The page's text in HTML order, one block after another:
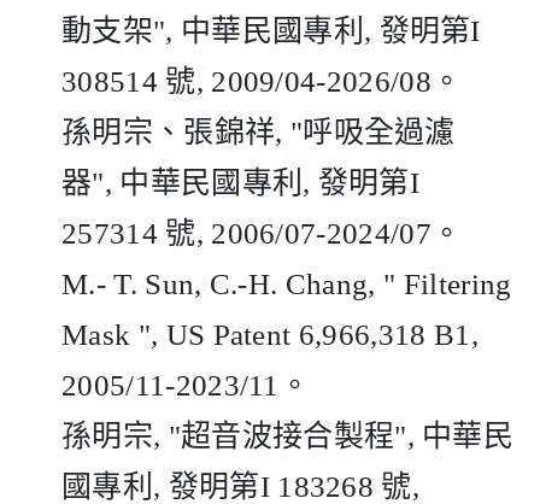
動支架", 中華民國專利 , 發明第I
308514 號, 2009/04-2026/08 。
孫明宗、張錦祥, "呼吸全過濾
器", 中華民國專利 , 發明第I
257314 號, 2006/07-2024/07 。
M.- T. Sun, C.-H. Chang, " Filtering
Mask ", US Patent 6,966,318 B1,
2005/11-2023/11 。
孫明宗, "超音波接合製程", 中華民
國專利 , 發明第I 183268 號,